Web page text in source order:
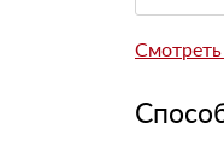
Смотреть